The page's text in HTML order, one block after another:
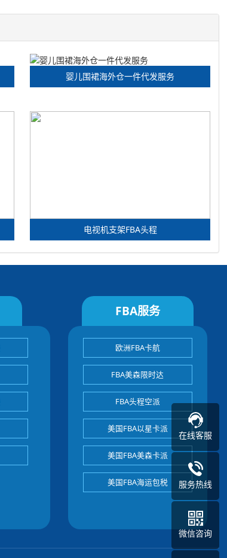
婴儿围裙海外仓一件代发服务
电视机支架FBA头程
FBA服务
欧洲FBA卡航
FBA美森限时达
FBA头程空派
美国FBA以星卡派
美国FBA美森卡派
美国FBA海运包税
在线客服
服务热线
微信咨询